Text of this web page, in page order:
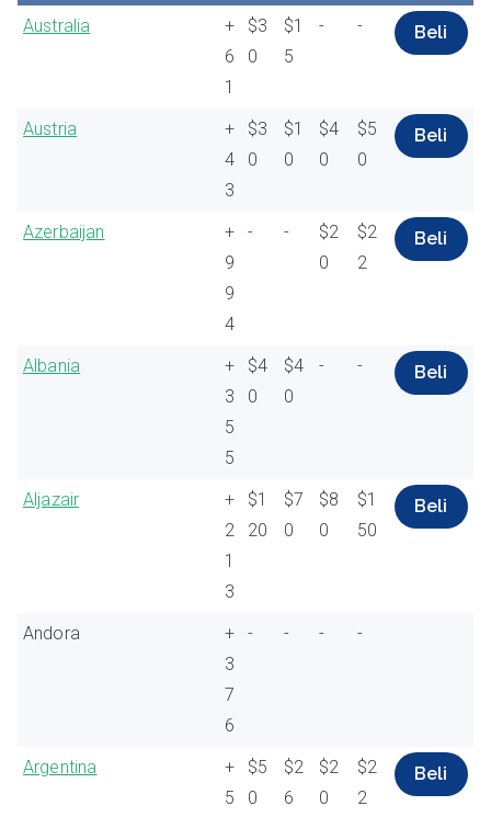
Australia
+
6
1
$3
0
$1
5
- - Beli
Austria
+
4
3
$3
0
$1
0
$4
0
$5
0
Beli
Azerbaijan
+
9
9
4
- -
$2
0
$2
2
Beli
Albania
+
3
5
5
$4
0
$4
0
- - Beli
Aljazair
+
2
1
3
$1
20
$7
0
$8
0
$1
50
Beli
Andora
+
3
7
6
- - - -
Argentina
+
5
$5
0
$2
6
$2
0
$2
2
Beli